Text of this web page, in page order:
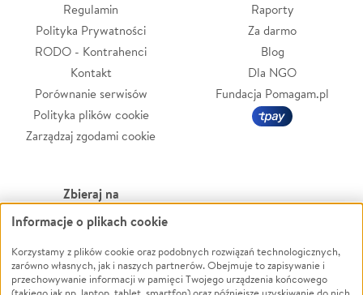
Regulamin
Polityka Prywatności
RODO - Kontrahenci
Kontakt
Porównanie serwisów
Polityka plików cookie
Zarządzaj zgodami cookie
Raporty
Za darmo
Blog
Dla NGO
Fundacja Pomagam.pl
Zbieraj na
Leczenie
Zwierzęta
Pożar
Powódź
Wichura
Informacje o plikach cookie
Korzystamy z plików cookie oraz podobnych rozwiązań technologicznych,
zarówno własnych, jak i naszych partnerów. Obejmuje to zapisywanie i
przechowywanie informacji w pamięci Twojego urządzenia końcowego